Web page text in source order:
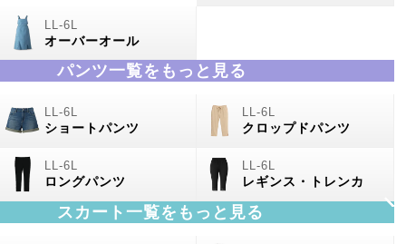
オーバーオール
パンツ一覧をもっと見る
ショートパンツ クロップドパンツ
ロングパンツ レギンス・トレンカ
スカート一覧をもっと見る